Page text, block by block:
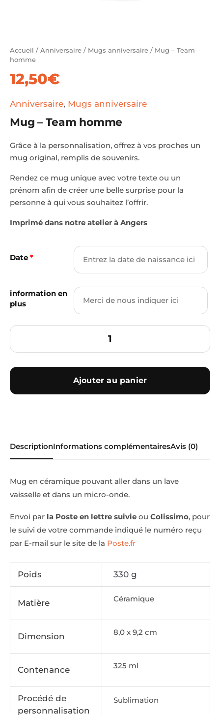
Accueil / Anniversaire / Mugs anniversaire / Mug – Team
homme
12,50€
Anniversaire, Mugs anniversaire
Mug – Team homme
Grâce à la personnalisation, offrez à vos proches un
mug original, remplis de souvenirs.
Rendez ce mug unique avec votre texte ou un
prénom afin de créer une belle surprise pour la
personne à qui vous souhaitez l’offrir.
Imprimé dans notre atelier à Angers
Date *
information en
plus
Ajouter au panier
DescriptionInformations complémentairesAvis (0)
Mug en céramique pouvant aller dans un lave
vaisselle et dans un micro-onde.
Envoi par la Poste en lettre suivie ou Colissimo, pour
le suivi de votre commande indiqué le numéro reçu
par E-mail sur le site de la Poste.fr
Poids 330 g
Matière Céramique
Dimension 8,0 x 9,2 cm
Contenance 325 ml
Procédé de
personnalisation
Sublimation